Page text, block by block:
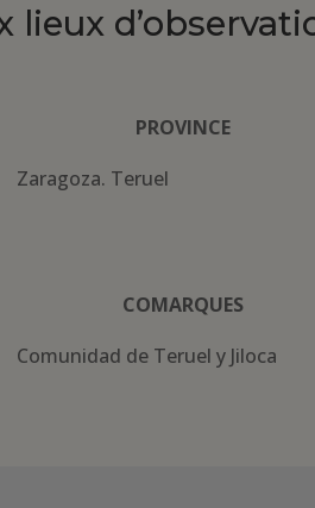
lieux
PROVINCE
Zaragoza. Teruel
COMARQUES
Comunidad de Teruel y Jiloca